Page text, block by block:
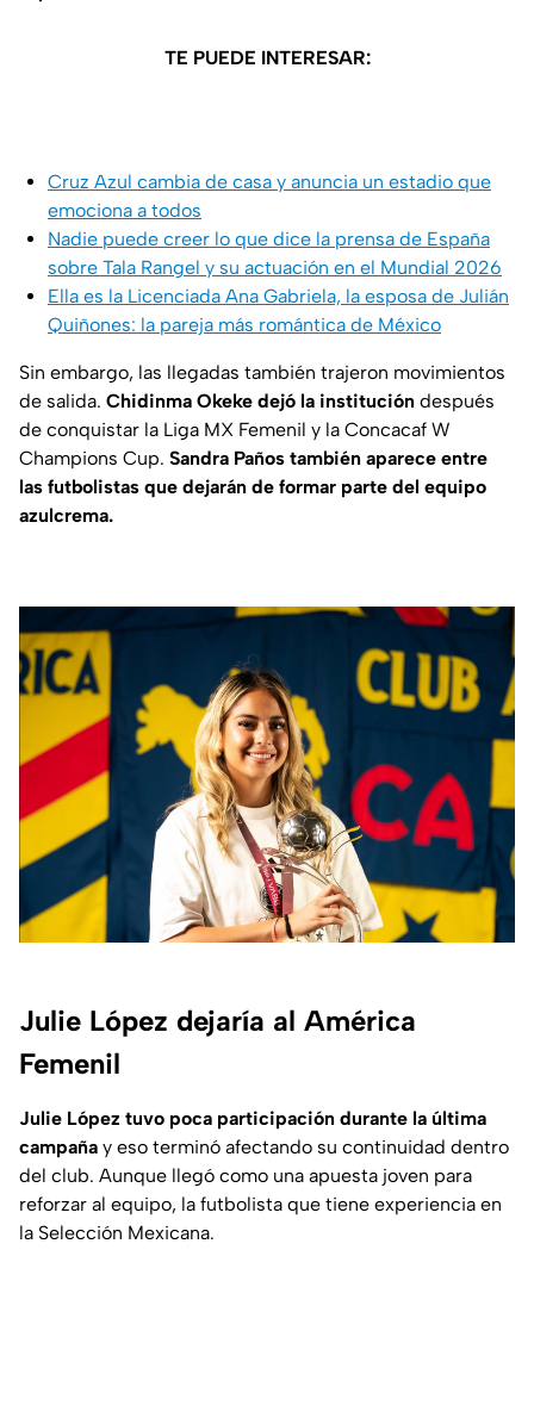
TE PUEDE INTERESAR:
Cruz Azul cambia de casa y anuncia un estadio que
emociona a todos
Nadie puede creer lo que dice la prensa de España
sobre Tala Rangel y su actuación en el Mundial 2026
Ella es la Licenciada Ana Gabriela, la esposa de Julián
Quiñones: la pareja más romántica de México
Sin embargo, las llegadas también trajeron movimientos
de salida. Chidinma Okeke dejó la institución después
de conquistar la Liga MX Femenil y la Concacaf W
Champions Cup. Sandra Paños también aparece entre
las futbolistas que dejarán de formar parte del equipo
azulcrema.
Julie López dejaría al América
Femenil
Julie López tuvo poca participación durante la última
campaña y eso terminó afectando su continuidad dentro
del club. Aunque llegó como una apuesta joven para
reforzar al equipo, la futbolista que tiene experiencia en
la Selección Mexicana.